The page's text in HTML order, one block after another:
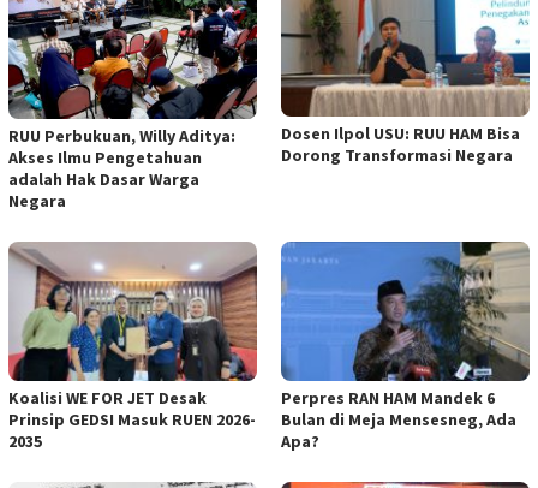
RUU Perbukuan, Willy Aditya:
Akses Ilmu Pengetahuan
adalah Hak Dasar Warga
Negara
Dosen Ilpol USU: RUU HAM Bisa
Dorong Transformasi Negara
Koalisi WE FOR JET Desak
Prinsip GEDSI Masuk RUEN 2026-
2035
Perpres RAN HAM Mandek 6
Bulan di Meja Mensesneg, Ada
Apa?